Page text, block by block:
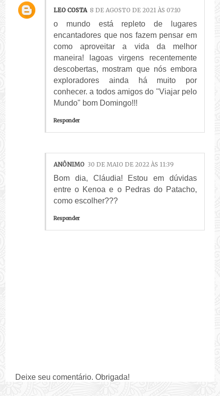
LEO COSTA 8 DE AGOSTO DE 2021 ÀS 07:10
o mundo está repleto de lugares
encantadores que nos fazem pensar em
como aproveitar a vida da melhor
maneira! lagoas virgens recentemente
descobertas, mostram que nós embora
exploradores ainda há muito por
conhecer. a todos amigos do "Viajar pelo
Mundo" bom Domingo!!!
Responder
ANÔNIMO 30 DE MAIO DE 2022 ÀS 11:39
Bom dia, Cláudia! Estou em dúvidas
entre o Kenoa e o Pedras do Patacho,
como escolher???
Responder
Deixe seu comentário. Obrigada!